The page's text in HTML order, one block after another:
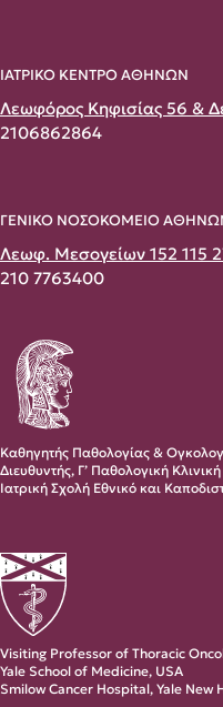
ΙΑΤΡΙΚΟ ΚΕΝΤΡΟ ΑΘΗΝΩΝ
Λεωφόρος Κηφισίας 56 &
2106862864
ΓΕΝΙΚΟ ΝΟΣΟΚΟΜΕΙΟ
Λεωφ. Μεσογείων 152 115
210 7763400
Καθηγητής Παθολογίας &
Διευθυντής, Γ’ Παθολογική
Ιατρική Σχολή Εθνικό και
Visiting Professor of Thoracic
Yale School of Medicine, USA
Smilow Cancer Hospital, Yale New